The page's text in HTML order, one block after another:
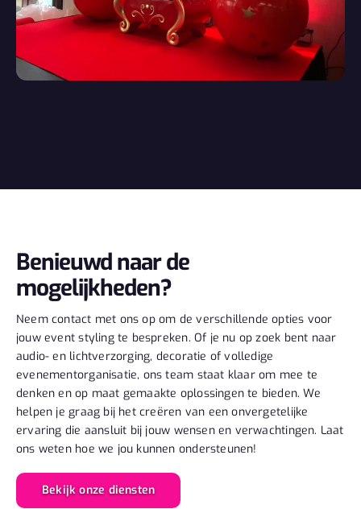
Benieuwd naar de
mogelijkheden?
Neem contact met ons op om de verschillende opties voor
jouw event styling te bespreken. Of je nu op zoek bent naar
audio- en lichtverzorging, decoratie of volledige
evenementorganisatie, ons team staat klaar om mee te
denken en op maat gemaakte oplossingen te bieden. We
helpen je graag bij het creëren van een onvergetelijke
ervaring die aansluit bij jouw wensen en verwachtingen. Laat
ons weten hoe we jou kunnen ondersteunen!
Bekijk onze diensten